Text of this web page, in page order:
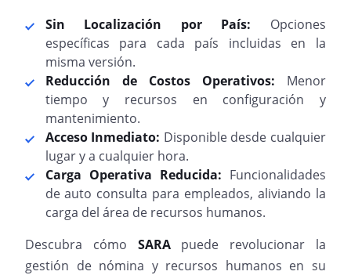
Sin Localización por País: Opciones
específicas para cada país incluidas en la
misma versión.
Reducción de Costos Operativos: Menor
tiempo y recursos en configuración y
mantenimiento.
Acceso Inmediato: Disponible desde cualquier
lugar y a cualquier hora.
Carga Operativa Reducida: Funcionalidades
de auto consulta para empleados, aliviando la
carga del área de recursos humanos.
Descubra cómo SARApuede revolucionar la
gestión de nómina y recursos humanos en su